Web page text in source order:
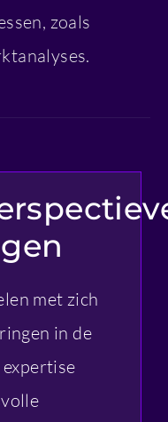
zoals
met zich
in de